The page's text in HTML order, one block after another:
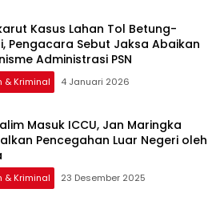
Kasus Lahan Tol Betung-
Pengacara Sebut Jaksa Abaikan
Administrasi PSN
& Kriminal 4 Januari 2026
Masuk ICCU, Jan Maringka
Pencegahan Luar Negeri oleh
& Kriminal 23 Desember 2025